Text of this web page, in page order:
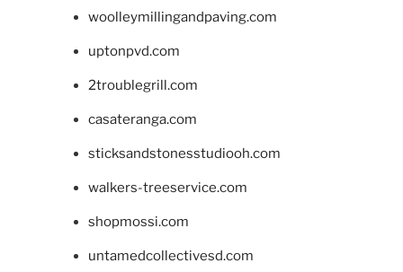
woolleymillingandpaving.com
uptonpvd.com
2troublegrill.com
casateranga.com
sticksandstonesstudiooh.com
walkers-treeservice.com
shopmossi.com
untamedcollectivesd.com